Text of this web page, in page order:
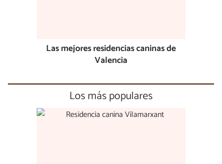
Las mejores residencias caninas de
Valencia
Los más populares